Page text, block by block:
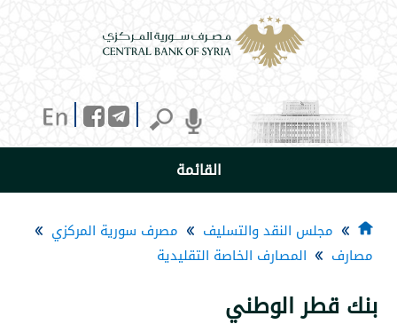
النقد والتسليف
مصرف سورية المركزي
المصارف الخاصة التقليدية
الوطني